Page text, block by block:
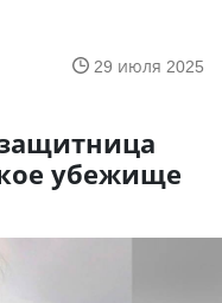
29 июля 2025
убежище